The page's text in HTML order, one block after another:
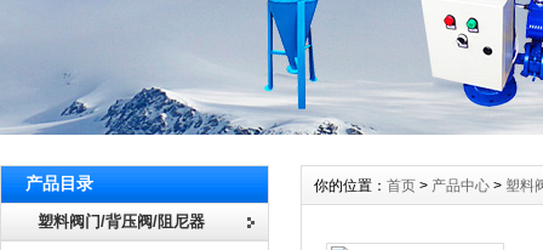
产品目录
塑料阀门/背压阀/阻尼器
你的位置： 首页 > 产品中心 > 塑料